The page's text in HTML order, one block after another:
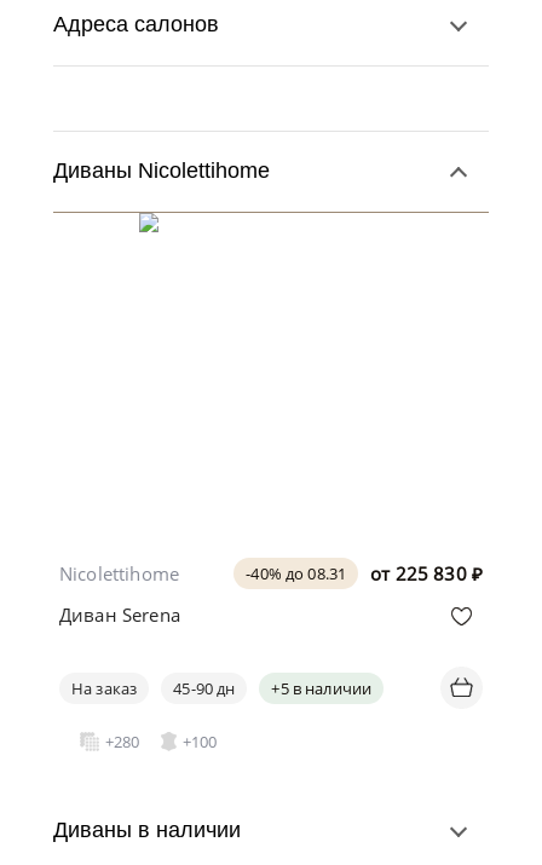
Адреса салонов
Диваны Nicolettihome
от 225 830 ₽
-40% до 08.31
Nicolettihome
Диван Serena
На заказ 45-90 дн +5 в наличии
+280 +100
Диваны в наличии